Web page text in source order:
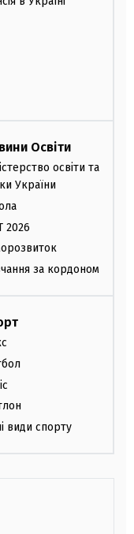
Освіти
освіти та
України
2026
за кордоном
види спорту